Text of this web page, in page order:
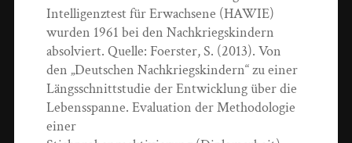
Intelligenztest für Erwachsene (HAWIE)
wurden 1961 bei den Nachkriegskindern
absolviert. Quelle: Foerster, S. (2013). Von
den „Deutschen Nachkriegskindern“ zu einer
Längsschnittstudie der Entwicklung über die
Lebensspanne. Evaluation der Methodologie
einer